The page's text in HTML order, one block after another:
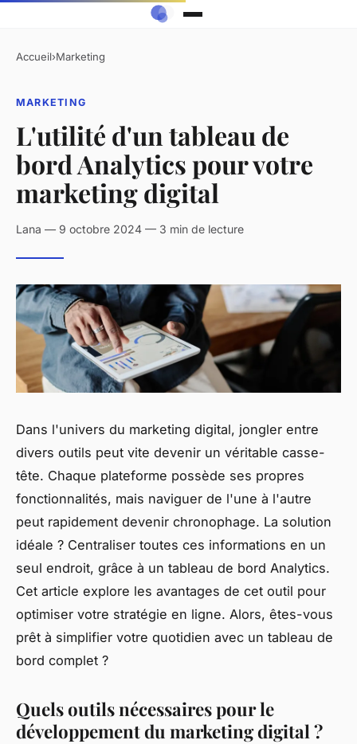
Accueil›Marketing
MARKETING
L'utilité d'un tableau de
bord Analytics pour votre
marketing digital
Lana — 9 octobre 2024 — 3 min de lecture
Dans l'univers du marketing digital, jongler entre
divers outils peut vite devenir un véritable casse-
tête. Chaque plateforme possède ses propres
fonctionnalités, mais naviguer de l'une à l'autre
peut rapidement devenir chronophage. La solution
idéale ? Centraliser toutes ces informations en un
seul endroit, grâce à un tableau de bord Analytics.
Cet article explore les avantages de cet outil pour
optimiser votre stratégie en ligne. Alors, êtes-vous
prêt à simplifier votre quotidien avec un tableau de
bord complet ?
Quels outils nécessaires pour le
développement du marketing digital ?